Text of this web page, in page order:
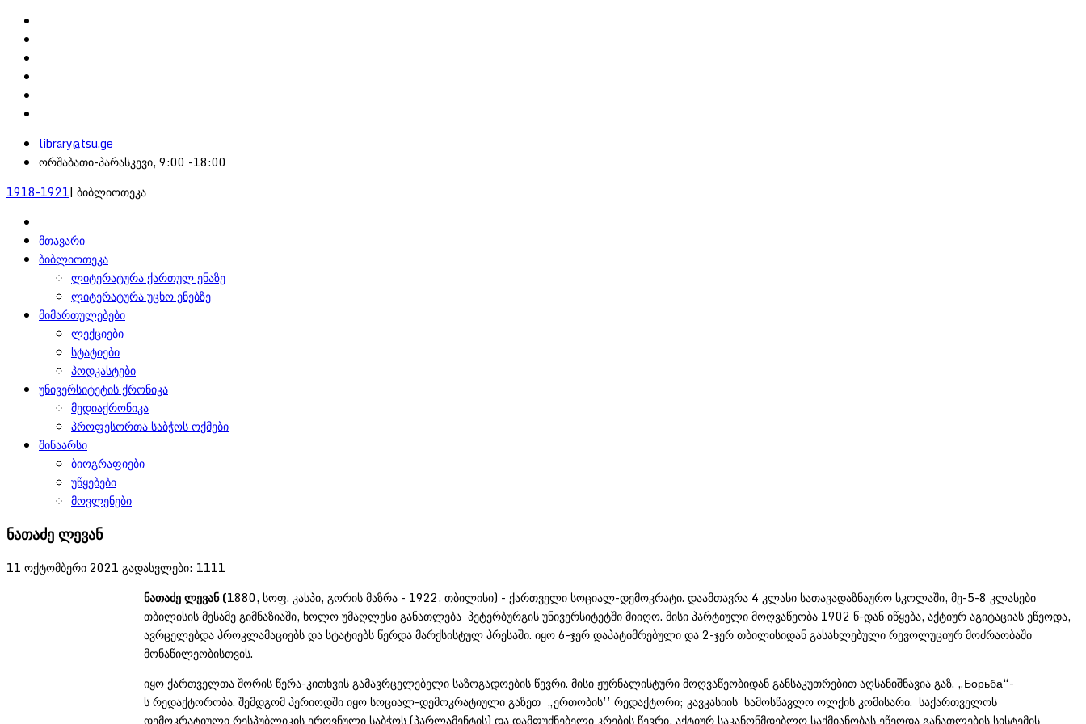
library@tsu.ge
ორშაბათი-პარასკევი, 9:00 -18:00
1918-1921| ბიბლიოთეკა
მთავარი
ბიბლიოთეკა
ლიტერატურა ქართულ ენაზე
ლიტერატურა უცხო ენებზე
მიმართულებები
ლექციები
სტატიები
პოდკასტები
უნივერსიტეტის ქრონიკა
მედიაქრონიკა
პროფესორთა საბჭოს ოქმები
შინაარსი
ბიოგრაფიები
უწყებები
მოვლენები
ნათაძე ლევან
11 ოქტომბერი 2021 გადასვლები: 1111
ნათაძელევან (1880, სოფ. კასპი, გორის მაზრა - 1922, თბილისი) - ქართველი სოციალ-დემოკრატი. დაამთავრა 4 კლასი სათავადაზნაურო სკოლაში, მე-5-8 კლასები
თბილისის მესამე გიმნაზიაში, ხოლო უმაღლესი განათლება პეტერბურგის უნივერსიტეტში მიიღო. მისი პარტიული მოღვაწეობა 1902 წ-დან იწყება, აქტიურ აგიტაციას ეწეოდა,
ავრცელებდა პროკლამაციებს და სტატიებს წერდა მარქსისტულ პრესაში. იყო 6-ჯერ დაპატიმრებული და 2-ჯერ თბილისიდან გასახლებული რევოლუციურ მოძრაობაში
მონაწილეობისთვის.
იყო ქართველთა შორის წერა-კითხვის გამავრცელებელი საზოგადოების წევრი. მისი ჟურნალისტური მოღვაწეობიდან განსაკუთრებით აღსანიშნავია გაზ. „Борьба“-
ს რედაქტორობა. შემდგომ პერიოდში იყო სოციალ-დემოკრატიული გაზეთ „ერთობის’’ რედაქტორი; კავკასიის სამოსწავლო ოლქის კომისარი. საქართველოს
დემოკრატიული რესპუბლიკის ეროვნული საბჭოს (პარლამენტის) და დამფუძნებელი კრების წევრი, აქტიურ საკანონმდებლო საქმიანობას ეწეოდა განათლების სისტემის